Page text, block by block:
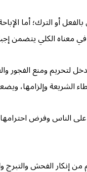
أو الترك؛ أما
الكلي يتضمن
ومنع الفجور
الشريعة وإلزامها،
الناس وفرض
الفحش والتبرج